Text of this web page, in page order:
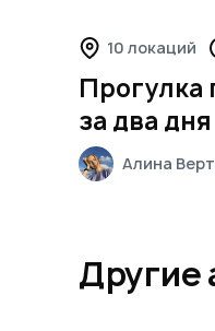
10 локаций
Прогулка
за два дня
Алина
Другие